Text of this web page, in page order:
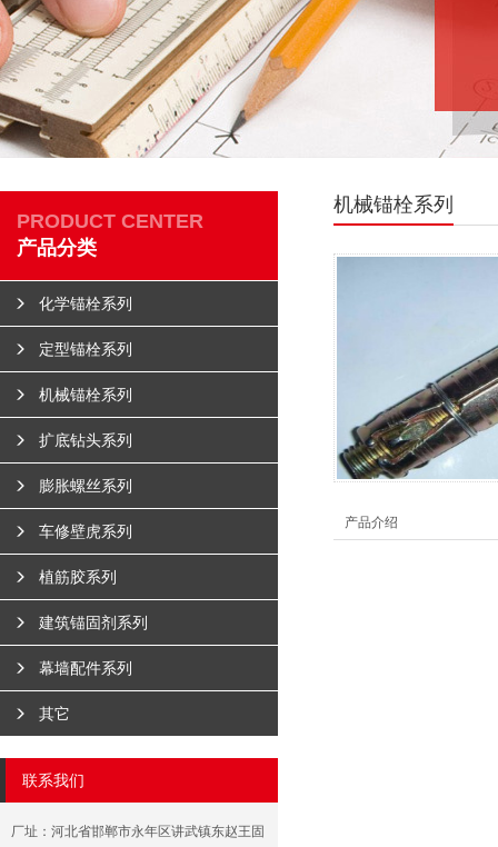
PRODUCT CENTER
产品分类
化学锚栓系列
定型锚栓系列
机械锚栓系列
扩底钻头系列
膨胀螺丝系列
车修壁虎系列
植筋胶系列
建筑锚固剂系列
幕墙配件系列
其它
联系我们
厂址：河北省邯郸市永年区讲武镇东赵王固
机械锚栓系列
产品介绍